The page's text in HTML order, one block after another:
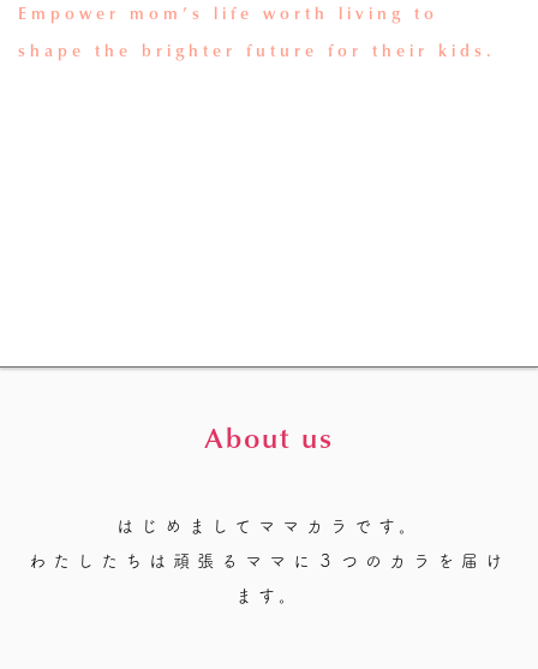
Empower mom’s life worth living to
shape the brighter future for their kids.
About us
はじめましてママカラです。
わたしたちは頑張るママに３つのカラを届け
ます。